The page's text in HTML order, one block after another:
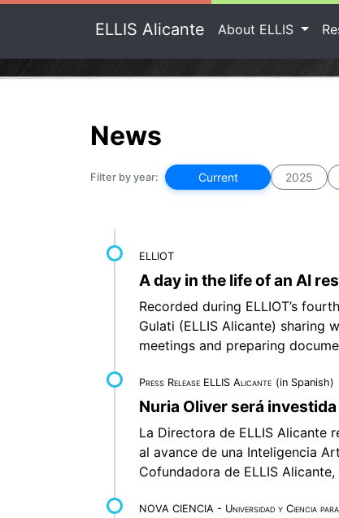
ELLIS Alicante About ELLIS
News
Filter by year: Current 2025
ELLIOT
A day in the life of an AI
Recorded during ELLIOT’s
Gulati (ELLIS Alicante) sharing
meetings and preparing
Press Release ELLIS Alicante (in Spanish)
Nuria Oliver será
La Directora de ELLIS Alicante
al avance de una Inteligencia
Cofundadora de ELLIS
NOVA CIENCIA - Universidad y Ciencia para